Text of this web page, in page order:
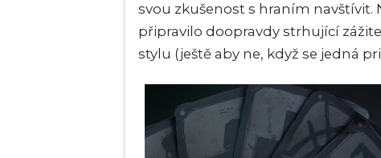
svou zkušenost s hraním navštívit.
připravilo doopravdy strhující
stylu (ještě aby ne, když se jedná